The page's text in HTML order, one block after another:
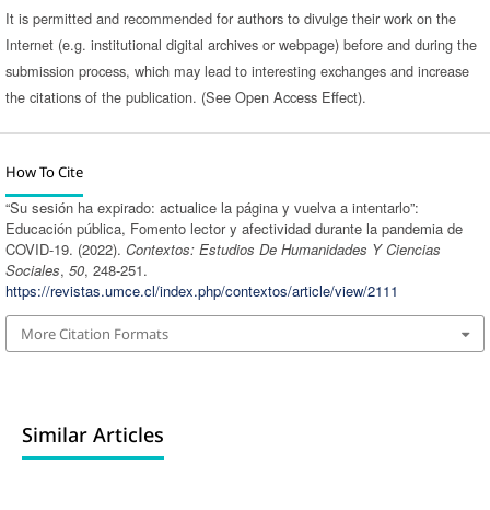
It is permitted and recommended for authors to divulge their work on the
Internet (e.g. institutional digital archives or webpage) before and during the
submission process, which may lead to interesting exchanges and increase
the citations of the publication. (See Open Access Effect).
How To Cite
“Su sesión ha expirado: actualice la página y vuelva a intentarlo”:
Educación pública, Fomento lector y afectividad durante la pandemia de
COVID-19. (2022). Contextos: Estudios De Humanidades Y Ciencias
Sociales, 50, 248-251.
https://revistas.umce.cl/index.php/contextos/article/view/2111
More Citation Formats
Similar Articles